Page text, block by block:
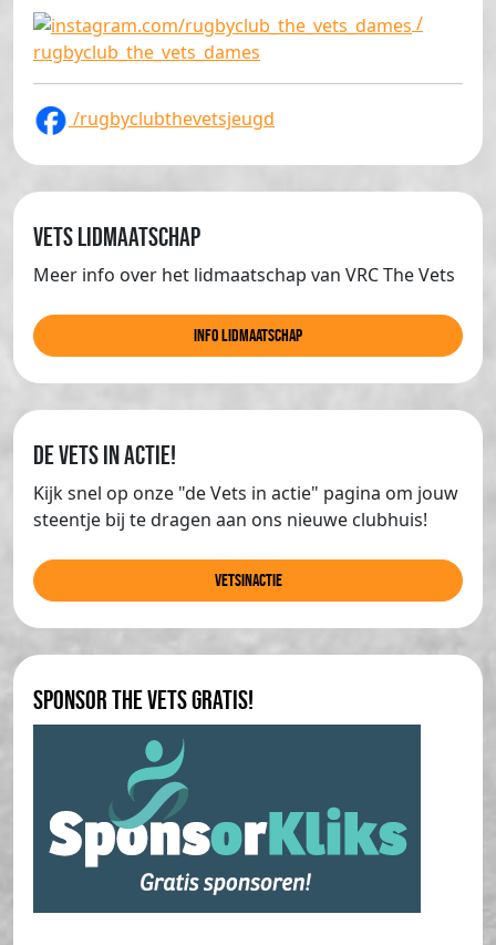
/
rugbyclub_the_vets_dames
/rugbyclubthevetsjeugd
Vets lidmaatschap
Meer info over het lidmaatschap van VRC The Vets
info lidmaatschap
de Vets in actie!
Kijk snel op onze "de Vets in actie" pagina om jouw
steentje bij te dragen aan ons nieuwe clubhuis!
Vetsinactie
Sponsor The Vets gratis!